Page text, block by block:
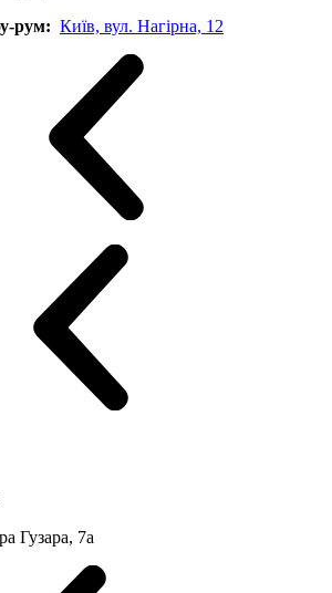
рум: Київ, вул. Нагірна, 12
Гузара, 7а